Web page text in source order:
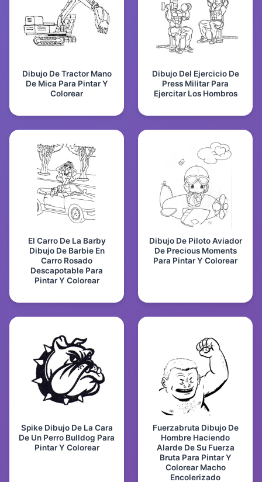
Dibujo De Tractor Mano
De Mica Para Pintar Y
Colorear
Dibujo Del Ejercicio De
Press Militar Para
Ejercitar Los Hombros
El Carro De La Barby
Dibujo De Barbie En
Carro Rosado
Descapotable Para
Pintar Y Colorear
Dibujo De Piloto Aviador
De Precious Moments
Para Pintar Y Colorear
Spike Dibujo De La Cara
De Un Perro Bulldog Para
Pintar Y Colorear
Fuerzabruta Dibujo De
Hombre Haciendo
Alarde De Su Fuerza
Bruta Para Pintar Y
Colorear Macho
Encolerizado